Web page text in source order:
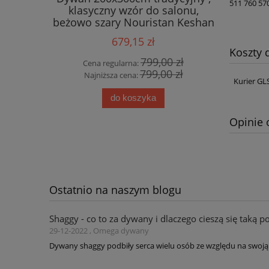
klasyczny wzór do salonu,
beżowo szary Nouristan Keshan
Diyala
679,15 zł
Cena regularna:799,00 zł
Najniższa cena:799,00 zł
do koszyka
511 760
Koszty
Kurier
Opinie
Ostatnio na naszym blogu
Shaggy - co to za dywany i dlaczego cieszą się taką
29-12-2022 , Omega dywany
Dywany shaggy podbiły serca wielu osób ze względu na